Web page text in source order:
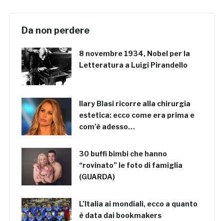
Da non perdere
8 novembre 1934, Nobel per la
Letteratura a Luigi Pirandello
Ilary Blasi ricorre alla chirurgia
estetica: ecco come era prima e
com’è adesso…
30 buffi bimbi che hanno
“rovinato” le foto di famiglia
(GUARDA)
L’Italia ai mondiali, ecco a quanto
è data dai bookmakers